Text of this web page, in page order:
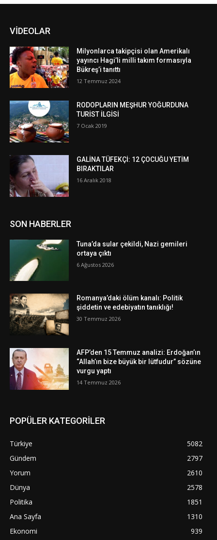
VİDEOLAR
Milyonlarca takipçisi olan Amerikalı
yayıncı Hagi’li milli takım formasıyla
Bükreş’i tanıttı
12 Temmuz 2024
RODOPLARIN MEŞHUR YOĞURDUNA
TURİST İLGİSİ
7 Ocak 2019
GALİNA TÜFEKÇİ: 12 ÇOCUĞU YETİM
BIRAKTILAR
16 Aralık 2018
SON HABERLER
Tuna’da sular çekildi, Nazi gemileri
ortaya çıktı
6 Ağustos 2026
Romanya’daki ölüm kanalı: Politik
şiddetin ve edebiyatın tanıklığı!
30 Temmuz 2026
AFP’den 15 Temmuz analizi: Erdoğan’ın
“Allah’ın bize büyük bir lütfudur” sözüne
vurgu yaptı
14 Temmuz 2026
POPÜLER KATEGORİLER
Türkiye
5082
Gündem
2797
Yorum
2610
Dünya
2578
Politika
1851
Ana Sayfa
1310
Ekonomi
939